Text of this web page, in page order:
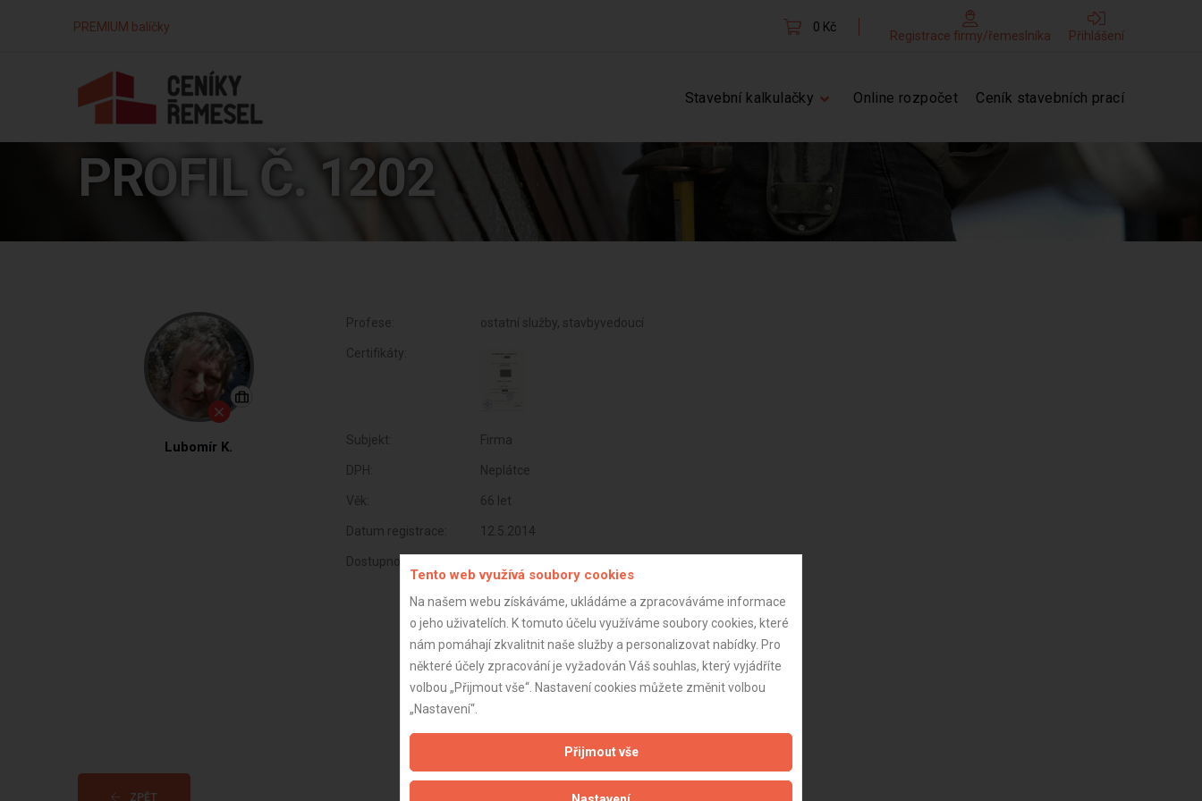
PREMIUM balíčky 0 Kč
Registrace firmy/řemeslníka Přihlášení
Stavební kalkulačky Online rozpočet Ceník stavebních prací
PROFIL Č. 1202
Lubomír K.
Profese: ostatní služby, stavbyvedoucí
Certifikáty:
Subjekt: Firma
DPH: Neplátce
Věk: 66 let
Datum registrace: 12.5.2014
Dostupnost:
ZPĚT Aktualizováno z portálu ARES dne 02.01.2024 15:30:13
Tento web využívá soubory cookies
Na našem webu získáváme, ukládáme a zpracováváme informace
o jeho uživatelích. K tomuto účelu využíváme soubory cookies, které
nám pomáhají zkvalitnit naše služby a personalizovat nabídky. Pro
některé účely zpracování je vyžadován Váš souhlas, který vyjádříte
volbou „Přijmout vše“. Nastavení cookies můžete změnit volbou
„Nastavení“.
Přijmout vše